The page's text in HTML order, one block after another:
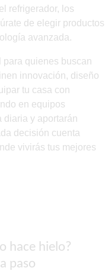
refrigerador, los
de elegir productos
avanzada.
quienes buscan
innovación, diseño
tu casa con
en equipos
diaria y aportarán
decisión cuenta
vivirás tus mejores
hace hielo?
paso